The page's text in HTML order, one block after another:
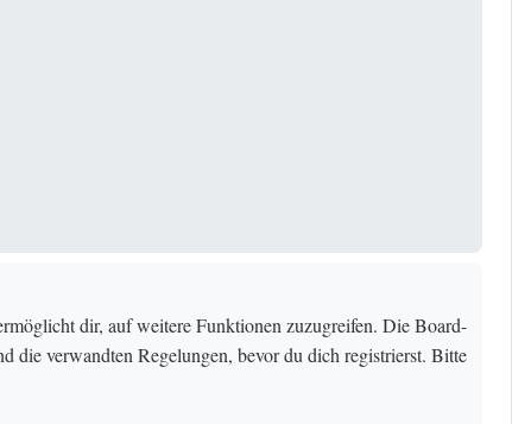
dir, auf weitere Funktionen zuzugreifen. Die Board-
die verwandten Regelungen, bevor du dich registrierst. Bitte